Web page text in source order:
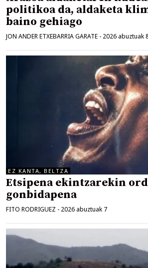
politikoa da, aldaketa
baino gehiago
JON ANDER ETXEBARRIA GARATE - 2026 abuztuak
EZ KANTA, BELTZA
Etsipena ekintzarekin
gonbidapena
FITO RODRIGUEZ - 2026 abuztuak 7